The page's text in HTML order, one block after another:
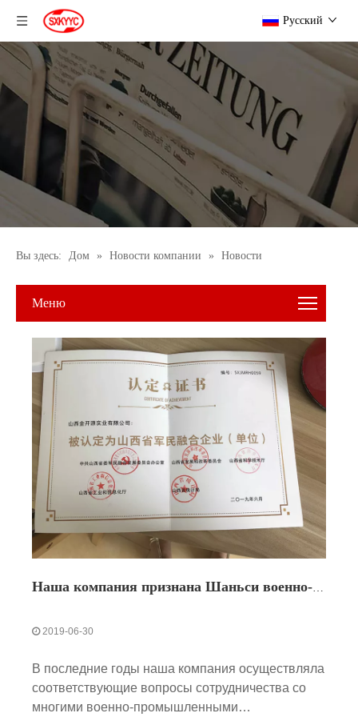
Pусский
Вы здесь: Дом » Новости компании » Новости
Меню
2019-06-30
В последние годы наша компания осуществляла
соответствующие вопросы сотрудничества со
многими военно-промышленными